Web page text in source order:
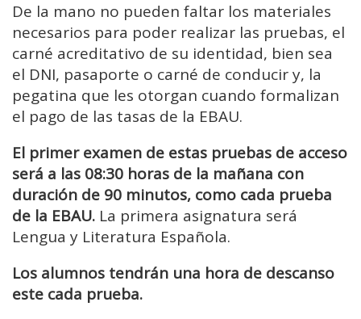
De la mano no pueden faltar los materiales
necesarios para poder realizar las pruebas, el
carné acreditativo de su identidad, bien sea
el DNI, pasaporte o carné de conducir y, la
pegatina que les otorgan cuando formalizan
el pago de las tasas de la EBAU.
El primer examen de estas pruebas de acceso
será a las 08:30 horas de la mañana con
duración de 90 minutos, como cada prueba
de la EBAU. La primera asignatura será
Lengua y Literatura Española.
Los alumnos tendrán una hora de descanso
este cada prueba.